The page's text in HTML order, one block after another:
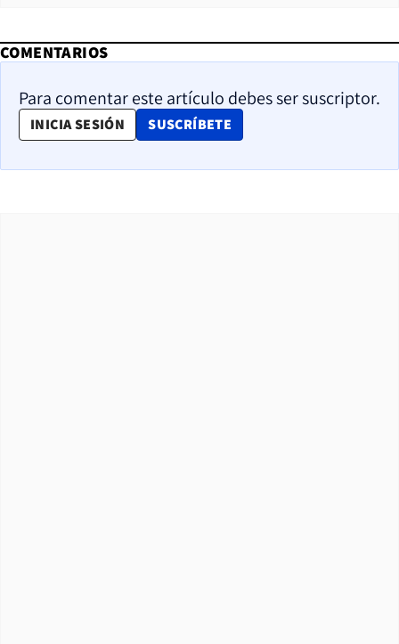
COMENTARIOS
Para comentar este artículo debes ser suscriptor.
INICIA SESIÓN SUSCRÍBETE
OPENS IN NEW WINDOW